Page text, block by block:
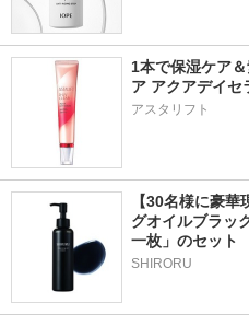
1本で保湿ケア
ア アクアデイセ
アスタリフト
【30名様に豪
グオイルブラッ
一枚」のセット
SHIRORU